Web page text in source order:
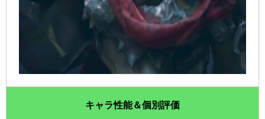
キャラ性能＆個別評価